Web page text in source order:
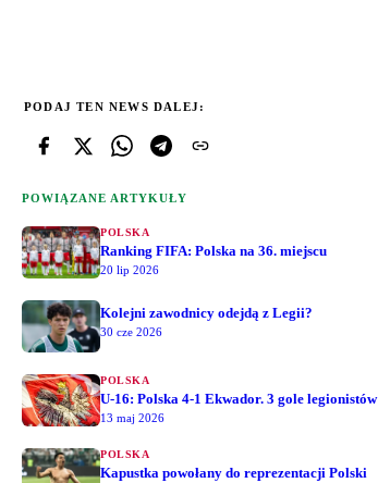
PODAJ TEN NEWS DALEJ:
POWIĄZANE ARTYKUŁY
POLSKA
Ranking FIFA: Polska na 36. miejscu
20 lip 2026
Kolejni zawodnicy odejdą z Legii?
30 cze 2026
POLSKA
U-16: Polska 4-1 Ekwador. 3 gole legionistów
13 maj 2026
POLSKA
Kapustka powołany do reprezentacji Polski